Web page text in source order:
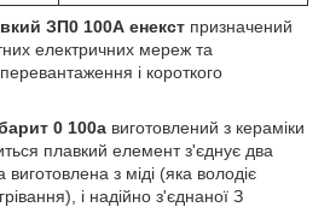
ЗП0 100А енекст призначений
електричних мереж та
і короткого
0 100а виготовлений з кераміки
плавкий елемент з'єднує два
виготовлена з міді (яка володіє
і надійно з'єднаної З